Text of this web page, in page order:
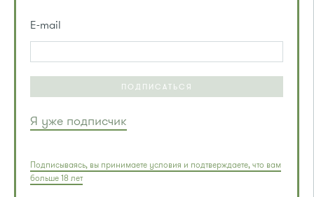
E-mail
ПОДПИСАТЬСЯ
Я уже подписчик
Подписываясь, вы принимаете условия и подтверждаете, что вам
больше 18 лет